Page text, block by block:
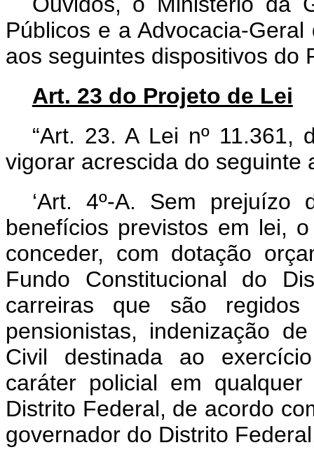
Públicos e a Advocacia-
aos seguintes dispositivos do
Art. 23 do Projeto de Lei
“Art. 23. A Lei nº
vigorar acrescida do seguinte
‘Art. 4º-A. Sem
benefícios previstos em lei,
conceder, com dotação
Fundo Constitucional do
carreiras que são
pensionistas, indenização
Civil destinada ao
caráter policial em
Distrito Federal, de acordo
governador do Distrito